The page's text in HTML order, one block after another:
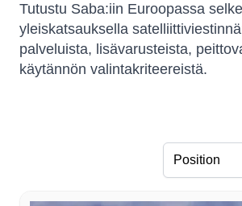
Tutustu Saba:iin Euroopassa
yleiskatsauksella
palveluista, lisävarusteista,
käytännön valintakriteereistä.